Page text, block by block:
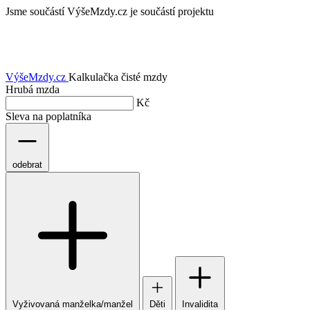
Jsme součástí VýšeMzdy.cz je součástí projektu
VýšeMzdy.cz Kalkulačka čisté mzdy
Hrubá mzda
Kč
Sleva na poplatníka
odebrat
Vyživovaná manželka/manžel Děti Invalidita